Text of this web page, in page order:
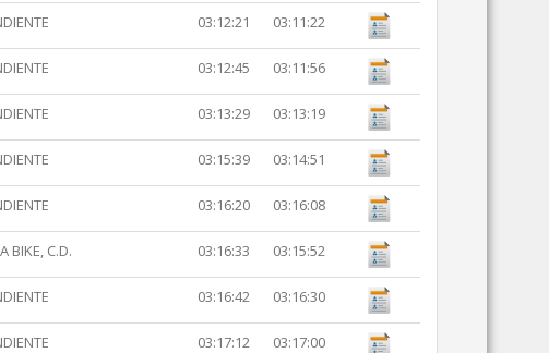
03:12:21 03:11:22
03:12:45 03:11:56
03:13:29 03:13:19
03:15:39 03:14:51
03:16:20 03:16:08
BIKE, C.D. 03:16:33 03:15:52
03:16:42 03:16:30
03:17:12 03:17:00